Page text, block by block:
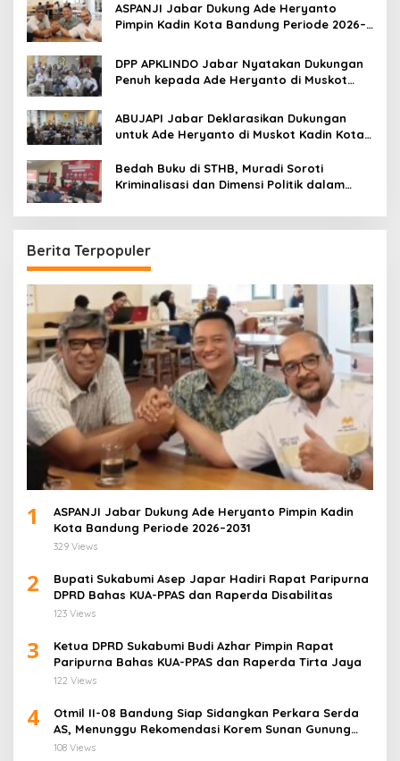
ASPANJI Jabar Dukung Ade Heryanto
Pimpin Kadin Kota Bandung Periode 2026–
DPP APKLINDO Jabar Nyatakan Dukungan
Penuh kepada Ade Heryanto di Muskot
ABUJAPI Jabar Deklarasikan Dukungan
untuk Ade Heryanto di Muskot Kadin Kota
Bedah Buku di STHB, Muradi Soroti
Kriminalisasi dan Dimensi Politik dalam
Berita Terpopuler
1
ASPANJI Jabar Dukung Ade Heryanto Pimpin Kadin
Kota Bandung Periode 2026–2031
329 Views
2
Bupati Sukabumi Asep Japar Hadiri Rapat Paripurna
DPRD Bahas KUA-PPAS dan Raperda Disabilitas
123 Views
3
Ketua DPRD Sukabumi Budi Azhar Pimpin Rapat
Paripurna Bahas KUA-PPAS dan Raperda Tirta Jaya
122 Views
4
Otmil II-08 Bandung Siap Sidangkan Perkara Serda
AS, Menunggu Rekomendasi Korem Sunan Gunung
Jati Cirebon
108 Views